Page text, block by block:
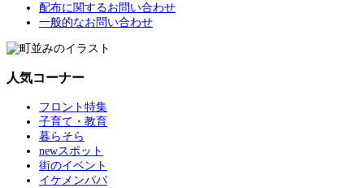
配布に関するお問い合わせ
一般的なお問い合わせ
人気コーナー
フロント特集
子育て・教育
暮らそら
newスポット
街のイベント
イケメンパパ